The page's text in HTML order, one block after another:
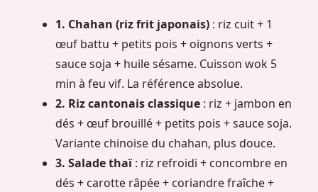
1. Chahan (riz frit japonais) : riz cuit + 1
œuf battu + petits pois + oignons verts +
sauce soja + huile sésame. Cuisson wok 5
min à feu vif. La référence absolue.
2. Riz cantonais classique : riz + jambon en
dés + œuf brouillé + petits pois + sauce soja.
Variante chinoise du chahan, plus douce.
3. Salade thaï : riz refroidi + concombre en
dés + carotte râpée + coriandre fraîche +